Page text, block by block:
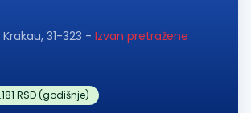
Krakau, 31-323 - Izvan pretražene
RSD (godišnje)